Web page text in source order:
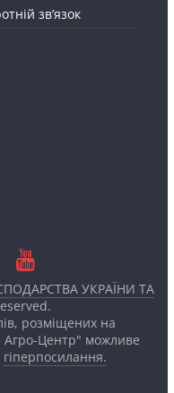
зв’язок
УКРАЇНИ ТА
розміщених на
Агро-Центр" можливе
гіперпосилання.